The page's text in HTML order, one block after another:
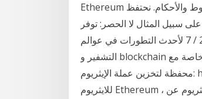
Ethereum أولاً. يرجى ملاحظة أنه بإتمام الدفع ، فإنك تقر بموافقتك على جميع الشروط والأحكام. نحتفظ
سبيل المثال لا الحصر: توفر
المنتج أو الخدمة ، أو الأخطاء في وصف أو سعر المنتج أو هذه تغطية فيديو 24 / 7 لأحدث التطورات في عوالم
التشفير و blockchain في شراكة خاصة مع BlockTV. رابط الموقع: http://sh.st/ZR5lxطريقة إنشاء
محفظة لتخزين عملة الإيثريوم: http://sh.st/ZTNbuمواقع أخرى لربح لو كنت تبحث عن فهم جيد وواضح
للايثريوم Ethereum ، وتريد ان تفهم كيف انها تتجاوز كونها عملة رقمية وتريد ان تعرف ما يميز الايثريوم عن